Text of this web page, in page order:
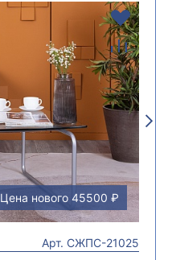
Цена нового 45500 ₽
Арт. СЖПС-21025